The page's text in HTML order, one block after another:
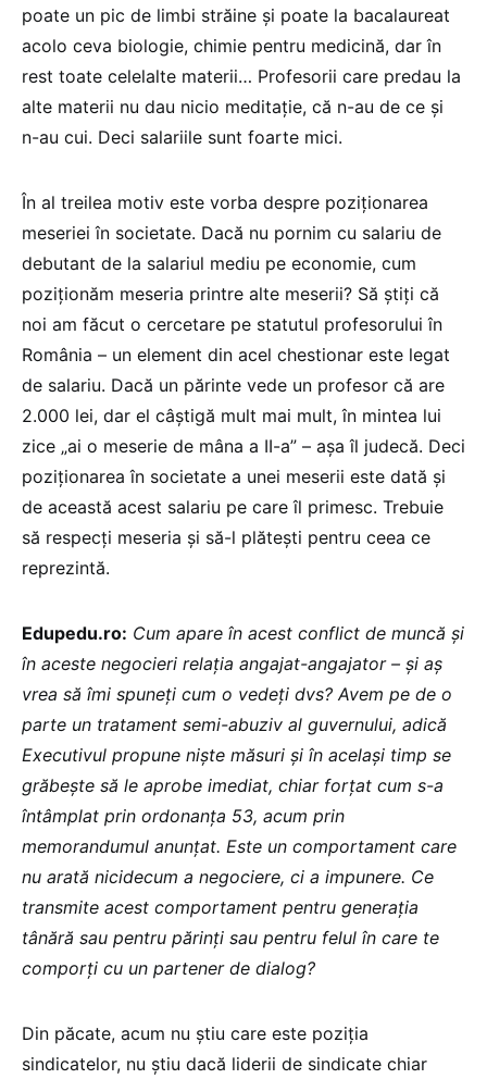
poate un pic de limbi străine și poate la bacalaureat
acolo ceva biologie, chimie pentru medicină, dar în
rest toate celelalte materii… Profesorii care predau la
alte materii nu dau nicio meditație, că n-au de ce și
n-au cui. Deci salariile sunt foarte mici.
În al treilea motiv este vorba despre poziționarea
meseriei în societate. Dacă nu pornim cu salariu de
debutant de la salariul mediu pe economie, cum
poziționăm meseria printre alte meserii? Să știți că
noi am făcut o cercetare pe statutul profesorului în
România – un element din acel chestionar este legat
de salariu. Dacă un părinte vede un profesor că are
2.000 lei, dar el câștigă mult mai mult, în mintea lui
zice „ai o meserie de mâna a II-a” – așa îl judecă. Deci
poziționarea în societate a unei meserii este dată și
de această acest salariu pe care îl primesc. Trebuie
să respecți meseria și să-l plătești pentru ceea ce
reprezintă.
Edupedu.ro: Cum apare în acest conflict de muncă și
în aceste negocieri relația angajat-angajator – și aș
vrea să îmi spuneți cum o vedeți dvs? Avem pe de o
parte un tratament semi-abuziv al guvernului, adică
Executivul propune niște măsuri și în același timp se
grăbește să le aprobe imediat, chiar forțat cum s-a
întâmplat prin ordonanța 53, acum prin
memorandumul anunțat. Este un comportament care
nu arată nicidecum a negociere, ci a impunere. Ce
transmite acest comportament pentru generația
tânără sau pentru părinți sau pentru felul în care te
comporți cu un partener de dialog?
Din păcate, acum nu știu care este poziția
sindicatelor, nu știu dacă liderii de sindicate chiar